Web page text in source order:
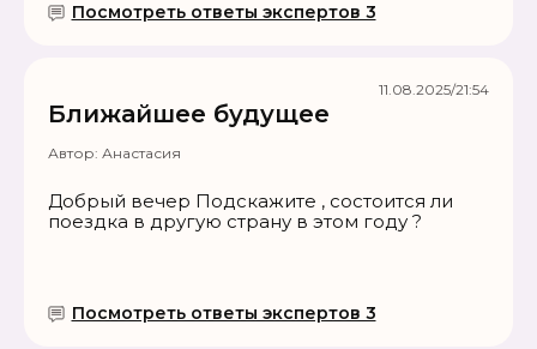
Посмотреть ответы экспертов 3
Ближайшее будущее
Автор: Анастасия
Добрый вечер Подскажите , состоится ли
поездка в другую страну в этом году ?
Посмотреть ответы экспертов 3
11.08.2025/21:54